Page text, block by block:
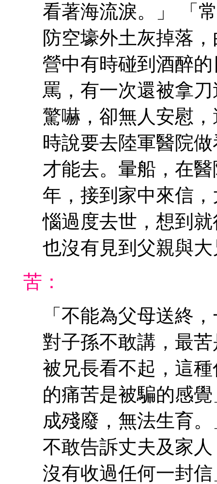
看著海流淚。」 「
防空壕外土灰掉落
營中有時碰到酒醉
罵，有一次還被拿
驚嚇，卻無人安慰
時說要去陸軍醫院
才能去。暈船，在
年，接到家中來信
惱過度去世，想到
也沒有見到父親與
苦：
「不能為父母送終
對子孫不敢講，最
被兄長看不起，這
的痛苦是被騙的感
成殘廢，無法生育
不敢告訴丈夫及家
沒有收過任何一封信